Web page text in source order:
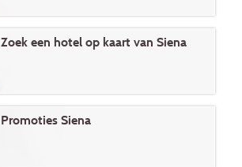
Zoek een hotel op kaart van Siena
Promoties Siena